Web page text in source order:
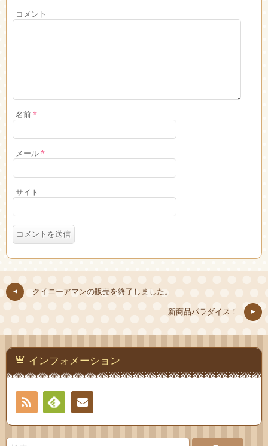
コメント
名前*
メール*
サイト
クイニーアマンの販売を終了しました。
新商品パラダイス！
インフォメーション
RSS
Feedly連絡